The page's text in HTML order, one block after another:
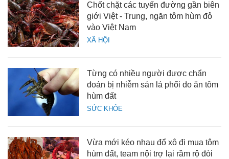
XÃ HỘI
Chốt chặt các tuyến đường gần biên
giới Việt - Trung, ngăn tôm hùm đỏ
vào Việt Nam
SỨC KHỎE
Từng có nhiều người được chẩn
đoán bị nhiễm sán lá phổi do ăn tôm
hùm đất
Vừa mới kéo nhau đổ xô đi mua tôm
hùm đất, team nội trợ lại rầm rộ đòi